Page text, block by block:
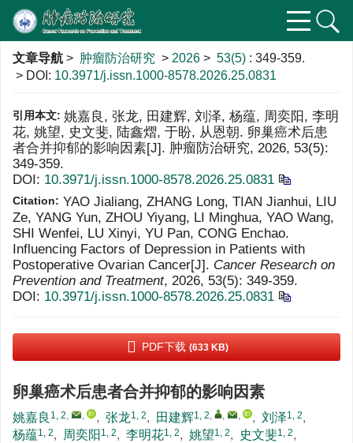
文章导航 > 肿瘤防治研究 > 2026 > 53(5) : 349-359.
> DOI: 10.3971/j.issn.1000-8578.2026.25.0831
引用本文: 姚嘉良, 张龙, 田建辉, 刘泽, 杨蕴, 周奕阳, 李明
花, 姚望, 史文斐, 陆鑫熠, 于盼, 从恩朝. 卵巢癌术后患
者合并抑郁的影响因素[J]. 肿瘤防治研究, 2026, 53(5):
349-359.
DOI: 10.3971/j.issn.1000-8578.2026.25.0831
Citation: YAO Jialiang, ZHANG Long, TIAN Jianhui, LIU
Ze, YANG Yun, ZHOU Yiyang, LI Minghua, YAO Wang,
SHI Wenfei, LU Xinyi, YU Pan, CONG Enchao.
Influencing Factors of Depression in Patients with
Postoperative Ovarian Cancer[J]. Cancer Research on
Prevention and Treatment, 2026, 53(5): 349-359.
DOI: 10.3971/j.issn.1000-8578.2026.25.0831
PDF下载 (633 KB)
卵巢癌术后患者合并抑郁的影响因素
姚嘉良 1, 2, , , 张龙1, 2, 田建辉1, 2, , , , 刘泽1, 2,
杨蕴1, 2, 周奕阳 1, 2, 李明花1, 2, 姚望1, 2, 史文斐1, 2,